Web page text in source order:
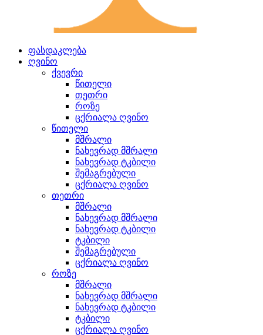
ფასდაკლება
ღვინო
ქვევრი
წითელი
თეთრი
როზე
ცქრიალა ღვინო
წითელი
მშრალი
ნახევრად მშრალი
ნახევრად ტკბილი
შემაგრებული
ცქრიალა ღვინო
თეთრი
მშრალი
ნახევრად მშრალი
ნახევრად ტკბილი
ტკბილი
შემაგრებული
ცქრიალა ღვინო
როზე
მშრალი
ნახევრად მშრალი
ნახევრად ტკბილი
ტკბილი
ცქრიალა ღვინო